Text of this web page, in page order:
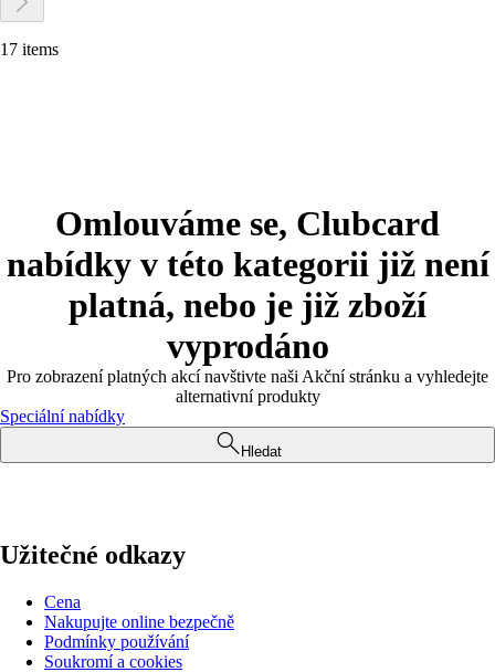
17 items
Omlouváme se, Clubcard
nabídky v této kategorii již není
platná, nebo je již zboží
vyprodáno
Pro zobrazení platných akcí navštivte naši Akční stránku a vyhledejte
alternativní produkty
Speciální nabídky
Hledat
Užitečné odkazy
Cena
Nakupujte online bezpečně
Podmínky používání
Soukromí a cookies